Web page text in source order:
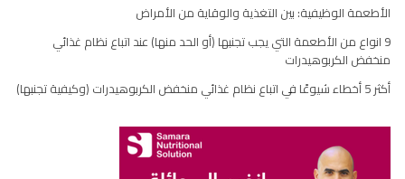
الأطعمة الوظيفية: بين التغذية والوقاية من الأمراض
9 انواع من الأطعمة التي يجب تجنبها (أو الحد منها) عند اتباع نظام غذائي
منخفض الكربوهيدرات
أكثر 5 أخطاء شيوعًا في اتباع نظام غذائي منخفض الكربوهيدرات (وكيفية تجنبها)